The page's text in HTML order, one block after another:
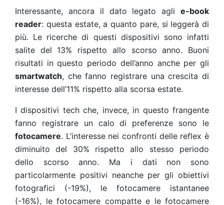
Interessante, ancora il dato legato agli e-book
reader: questa estate, a quanto pare, si leggerà di
più. Le ricerche di questi dispositivi sono infatti
salite del 13% rispetto allo scorso anno. Buoni
risultati in questo periodo dell’anno anche per gli
smartwatch, che fanno registrare una crescita di
interesse dell’11% rispetto alla scorsa estate.
I dispositivi tech che, invece, in questo frangente
fanno registrare un calo di preferenze sono le
fotocamere. L’interesse nei confronti delle reflex è
diminuito del 30% rispetto allo stesso periodo
dello scorso anno. Ma i dati non sono
particolarmente positivi neanche per gli obiettivi
fotografici (-19%), le fotocamere istantanee
(-16%), le fotocamere compatte e le fotocamere